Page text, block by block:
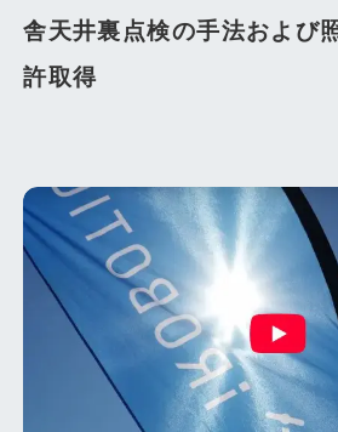
舎天井裏点検の手法および
許取得